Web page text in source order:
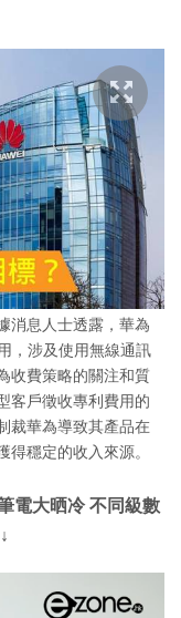
消息人士透露，華為
，涉及使用無線通訊
收費策略的關注和質
客戶徵收專利費用的
裁華為導致其產品在
穩定的收入來源。
電大晒冷 不同級數